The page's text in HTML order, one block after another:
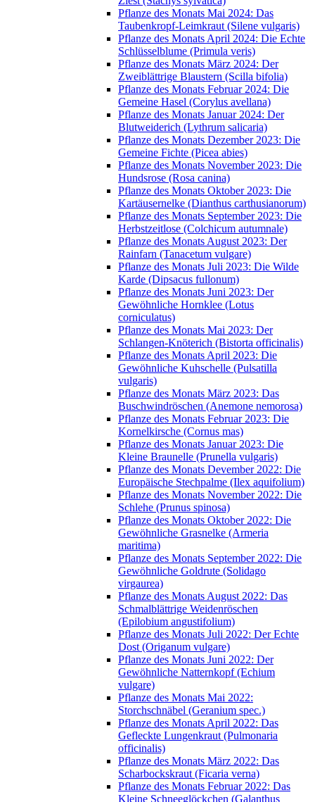
Pflanze des Monats Mai 2024: Das
Taubenkropf-Leimkraut (Silene vulgaris)
Pflanze des Monats April 2024: Die Echte
Schlüsselblume (Primula veris)
Pflanze des Monats März 2024: Der
Zweiblättrige Blaustern (Scilla bifolia)
Pflanze des Monats Februar 2024: Die
Gemeine Hasel (Corylus avellana)
Pflanze des Monats Januar 2024: Der
Blutweiderich (Lythrum salicaria)
Pflanze des Monats Dezember 2023: Die
Gemeine Fichte (Picea abies)
Pflanze des Monats November 2023: Die
Hundsrose (Rosa canina)
Pflanze des Monats Oktober 2023: Die
Kartäusernelke (Dianthus carthusianorum)
Pflanze des Monats September 2023: Die
Herbstzeitlose (Colchicum autumnale)
Pflanze des Monats August 2023: Der
Rainfarn (Tanacetum vulgare)
Pflanze des Monats Juli 2023: Die Wilde
Karde (Dipsacus fullonum)
Pflanze des Monats Juni 2023: Der
Gewöhnliche Hornklee (Lotus
corniculatus)
Pflanze des Monats Mai 2023: Der
Schlangen-Knöterich (Bistorta officinalis)
Pflanze des Monats April 2023: Die
Gewöhnliche Kuhschelle (Pulsatilla
vulgaris)
Pflanze des Monats März 2023: Das
Buschwindröschen (Anemone nemorosa)
Pflanze des Monats Februar 2023: Die
Kornelkirsche (Cornus mas)
Pflanze des Monats Januar 2023: Die
Kleine Braunelle (Prunella vulgaris)
Pflanze des Monats Devember 2022: Die
Europäische Stechpalme (Ilex aquifolium)
Pflanze des Monats November 2022: Die
Schlehe (Prunus spinosa)
Pflanze des Monats Oktober 2022: Die
Gewöhnliche Grasnelke (Armeria
maritima)
Pflanze des Monats September 2022: Die
Gewöhnliche Goldrute (Solidago
virgaurea)
Pflanze des Monats August 2022: Das
Schmalblättrige Weidenröschen
(Epilobium angustifolium)
Pflanze des Monats Juli 2022: Der Echte
Dost (Origanum vulgare)
Pflanze des Monats Juni 2022: Der
Gewöhnliche Natternkopf (Echium
vulgare)
Pflanze des Monats Mai 2022:
Storchschnäbel (Geranium spec.)
Pflanze des Monats April 2022: Das
Gefleckte Lungenkraut (Pulmonaria
officinalis)
Pflanze des Monats März 2022: Das
Scharbockskraut (Ficaria verna)
Pflanze des Monats Februar 2022: Das
Kleine Schneeglöckchen (Galanthus